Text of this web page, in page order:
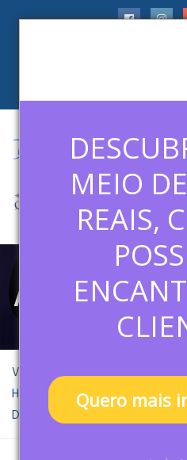
MEIO
REAIS,
Quero mais
APRENDA COM
Você está aqui:
Home
Escola Nacional de
Disney Institute no Brasil